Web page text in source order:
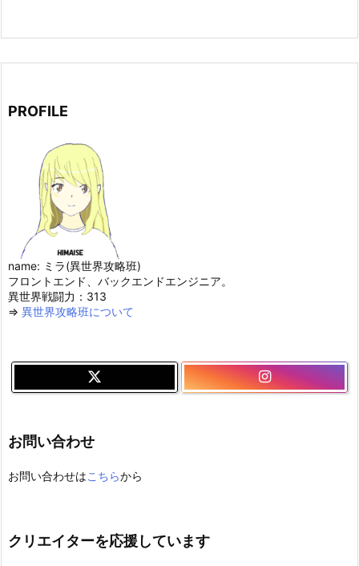
PROFILE
name: ミラ(異世界攻略班)
フロントエンド、バックエンドエンジニア。
異世界戦闘力：313
⇒ 異世界攻略班について
お問い合わせ
お問い合わせはこちらから
クリエイターを応援しています